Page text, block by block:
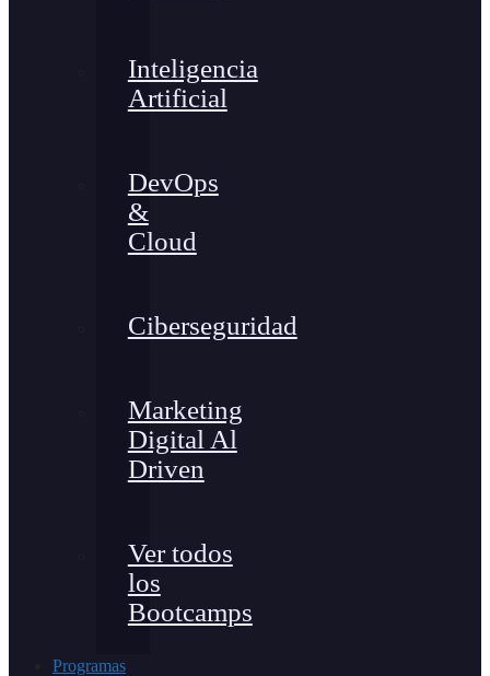
Inteligencia
Artificial
DevOps
&
Cloud
Ciberseguridad
Marketing
Digital Al
Driven
Ver todos
los
Bootcamps
Programas